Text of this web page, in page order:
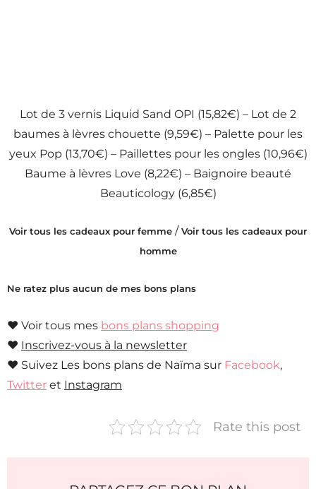
Lot de 3 vernis Liquid Sand OPI (15,82€) – Lot de 2
baumes à lèvres chouette (9,59€) – Palette pour les
yeux Pop (13,70€) – Paillettes pour les ongles (10,96€)
Baume à lèvres Love (8,22€) – Baignoire beauté
Beauticology (6,85€)
Voir tous les cadeaux pour femme /Voir tous les cadeaux pour
homme
Ne ratez plus aucun de mes bons plans
♥ Voir tous mes bons plans shopping
♥ Inscrivez-vous à la newsletter
♥ Suivez Les bons plans de Naïma sur Facebook,
Twitter et Instagram
Rate this post